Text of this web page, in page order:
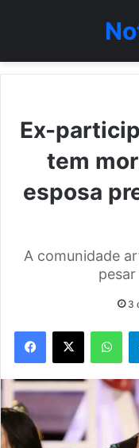
Ex-
tem
esposa
A comunidade
3